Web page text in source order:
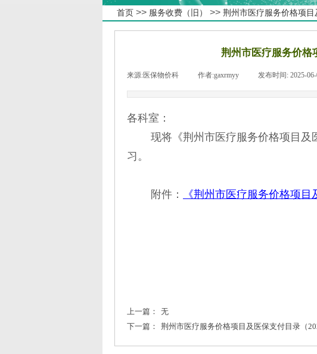
首页 >> 服务收费（旧） >> 荆州市医疗服务价格项目
荆州市医疗服务价格
来源:医保物价科 作者:gaxrmyy 发布时间: 2025-
各科室：
现将《荆州市医疗服务价格项目及
习。
附件： 《荆州市医疗服务价格项目
上一篇：
无
下一篇：
荆州市医疗服务价格项目及医保支付目录（